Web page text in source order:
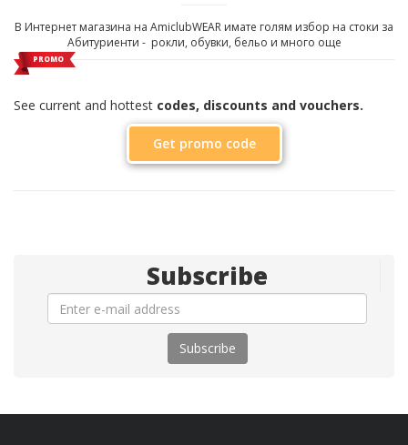
В Интернет магазина на AmiclubWEAR имате голям избор на стоки за
Абитуриенти - рокли, обувки, бельо и много още
PROMO
See current and hottest codes, discounts and vouchers.
Get promo code
Subscribe
Subscribe